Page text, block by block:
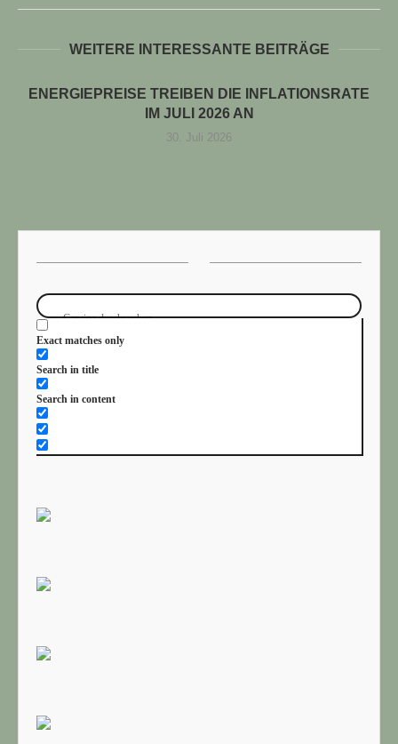
WEITERE INTERESSANTE BEITRÄGE
ENERGIEPREISE TREIBEN DIE INFLATIONSRATE
IM JULI 2026 AN
30. Juli 2026
Exact matches only
Search in title
Search in content